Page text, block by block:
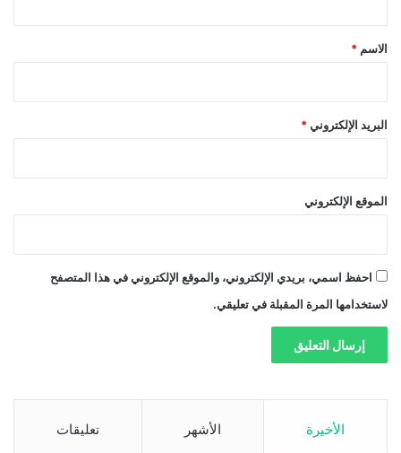
*
الاسم *
البريد الإلكتروني *
الموقع الإلكتروني
احفظ اسمي، بريدي الإلكتروني، والموقع الإلكتروني في هذا المتصفح
لاستخدامها المرة المقبلة في تعليقي.
الأخيرة الأشهر تعليقات